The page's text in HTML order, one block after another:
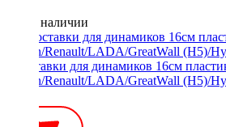
Нет в наличии
Проставки для динамиков 16см
Nissan/Renault/LADA/GreatWall (H5)/